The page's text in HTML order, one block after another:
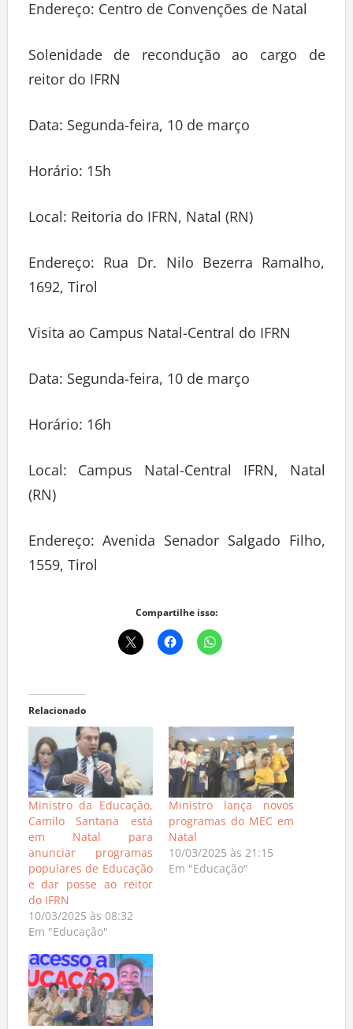
Endereço: Centro de Convenções de Natal
Solenidade de recondução ao cargo de
reitor do IFRN
Data: Segunda-feira, 10 de março
Horário: 15h
Local: Reitoria do IFRN, Natal (RN)
Endereço: Rua Dr. Nilo Bezerra Ramalho,
1692, Tirol
Visita ao Campus Natal-Central do IFRN
Data: Segunda-feira, 10 de março
Horário: 16h
Local: Campus Natal-Central IFRN, Natal
(RN)
Endereço: Avenida Senador Salgado Filho,
1559, Tirol
Compartilhe isso:
Relacionado
Ministro da Educação,
Camilo Santana está
em Natal para
anunciar programas
populares de Educação
e dar posse ao reitor
do IFRN
10/03/2025 às 08:32
Em "Educação"
Ministro lança novos
programas do MEC em
Natal
10/03/2025 às 21:15
Em "Educação"